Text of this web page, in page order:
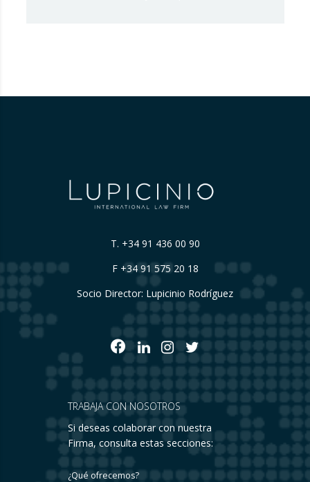
T. +34 91 436 00 90
F +34 91 575 20 18
Socio Director: Lupicinio Rodríguez
TRABAJA CON NOSOTROS
Si deseas colaborar con nuestra
Firma, consulta estas secciones:
¿Qué ofrecemos?